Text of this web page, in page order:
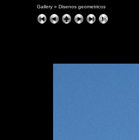
Gallery » Disenos geometricos